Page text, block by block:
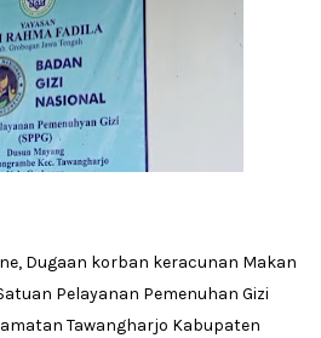
Dugaan korban keracunan Makan
Pelayanan Pemenuhan Gizi
Tawangharjo Kabupaten